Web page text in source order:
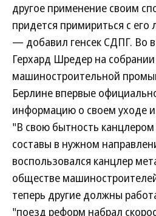
другое применение своим
придется примириться с
— добавил генсек СДПГ. Во
Герхард Шредер на
машиностроительной
Берлине впервые
информацию о своем уходе
"В свою бытность канцлером
составы в нужном
воспользовался канцлер
обществе
теперь другие должны
"поезд реформ набрал